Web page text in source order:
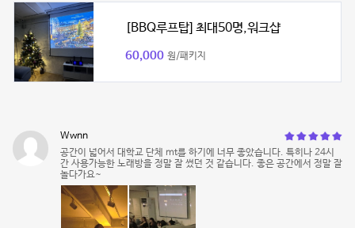
[BBQ루프탑] 최대50명,워크샵
60,000 원/패키지
Wwnn
공간이 넓어서 대학교 단체 mt를 하기에 너무 좋았습니다. 특히나 24시
간 사용가능한 노래방을 정말 잘 썼던 것 같습니다. 좋은 공간에서 정말 잘
놀다가요~